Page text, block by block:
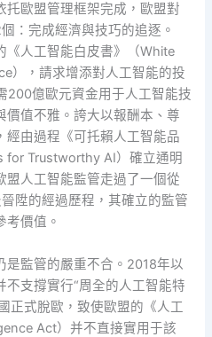
托歐盟管理框架完成，歐盟對
：完成經濟與技巧的追逐。
人工智能白皮書》（White
），請求增添對人工智能的投
200億歐元資金用于人工智能技
價值不雅。誇大以報酬本、尊
經由過程《可托賴人工智能品
for Trustworthy AI）確立通明
盟人工智能監管走過了一個從
陞的經過歷程，其確立的監管
考價值。
是監管的嚴重不合。2018年以
支撐實行“周全的人工智能特
正式脫歐，致使歐盟的《人工
Act）并不直接實用于該